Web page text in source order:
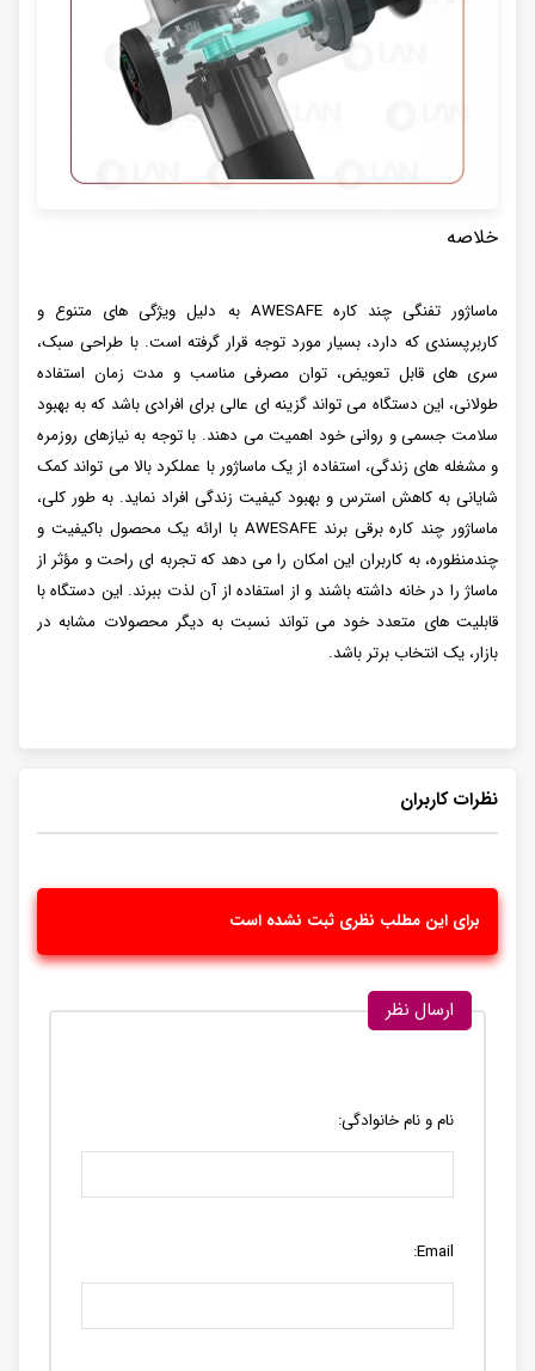
خلاصه
ماساژور تفنگی چند کاره AWESAFE به دلیل ویژگی های متنوع و
کاربرپسندی که دارد، بسیار مورد توجه قرار گرفته است. با طراحی سبک،
سری های قابل تعویض، توان مصرفی مناسب و مدت زمان استفاده
طولانی، این دستگاه می تواند گزینه ای عالی برای افرادی باشد که به بهبود
سلامت جسمی و روانی خود اهمیت می دهند. با توجه به نیازهای روزمره
و مشغله های زندگی، استفاده از یک ماساژور با عملکرد بالا می تواند کمک
شایانی به کاهش استرس و بهبود کیفیت زندگی افراد نماید. به طور کلی،
ماساژور چند کاره برقی برند AWESAFE با ارائه یک محصول باکیفیت و
چندمنظوره، به کاربران این امکان را می دهد که تجربه ای راحت و مؤثر از
ماساژ را در خانه داشته باشند و از استفاده از آن لذت ببرند. این دستگاه با
قابلیت های متعدد خود می تواند نسبت به دیگر محصولات مشابه در
بازار، یک انتخاب برتر باشد.
نظرات کاربران
برای این مطلب نظری ثبت نشده است
ارسال نظر
نام و نام خانوادگی:
Email: